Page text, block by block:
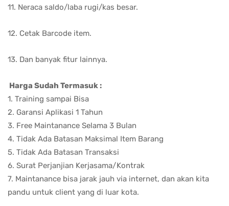
11. Neraca saldo/laba rugi/kas besar.
12. Cetak Barcode item.
13. Dan banyak fitur lainnya.
Harga Sudah Termasuk :
1. Training sampai Bisa
2. Garansi Aplikasi 1 Tahun
3. Free Maintanance Selama 3 Bulan
4. Tidak Ada Batasan Maksimal Item Barang
5. Tidak Ada Batasan Transaksi
6. Surat Perjanjian Kerjasama/Kontrak
7. Maintanance bisa jarak jauh via internet, dan akan kita
pandu untuk client yang di luar kota.